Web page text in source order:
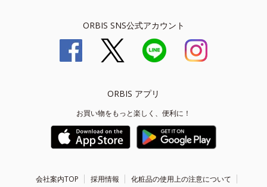
ORBIS SNS公式アカウント
ORBIS アプリ
お買い物をもっと楽しく、便利に！
会社案内TOP 採用情報 化粧品の使用上の注意について